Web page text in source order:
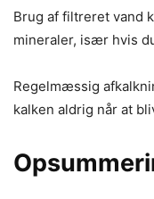
Brug af filtreret vand
mineraler, især hvis
Regelmæssig
kalken aldrig når at